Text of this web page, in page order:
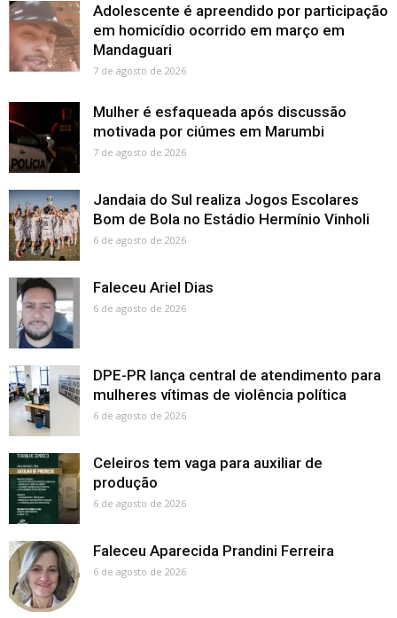
Adolescente é apreendido por participação
em homicídio ocorrido em março em
Mandaguari
7 de agosto de 2026
Mulher é esfaqueada após discussão
motivada por ciúmes em Marumbi
7 de agosto de 2026
Jandaia do Sul realiza Jogos Escolares
Bom de Bola no Estádio Hermínio Vinholi
6 de agosto de 2026
Faleceu Ariel Dias
6 de agosto de 2026
DPE-PR lança central de atendimento para
mulheres vítimas de violência política
6 de agosto de 2026
Celeiros tem vaga para auxiliar de
produção
6 de agosto de 2026
Faleceu Aparecida Prandini Ferreira
6 de agosto de 2026